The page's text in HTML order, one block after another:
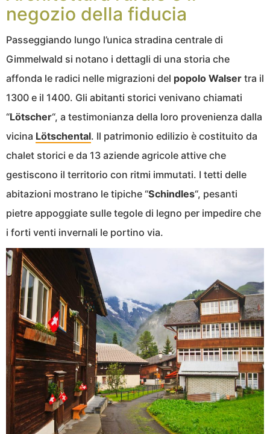
negozio della fiducia
Passeggiando lungo l’unica stradina centrale di
Gimmelwald si notano i dettagli di una storia che
affonda le radici nelle migrazioni del popolo Walser tra il
1300 e il 1400. Gli abitanti storici venivano chiamati
“Lötscher“, a testimonianza della loro provenienza dalla
vicina Lötschental. Il patrimonio edilizio è costituito da
chalet storici e da 13 aziende agricole attive che
gestiscono il territorio con ritmi immutati. I tetti delle
abitazioni mostrano le tipiche “Schindles“, pesanti
pietre appoggiate sulle tegole di legno per impedire che
i forti venti invernali le portino via.